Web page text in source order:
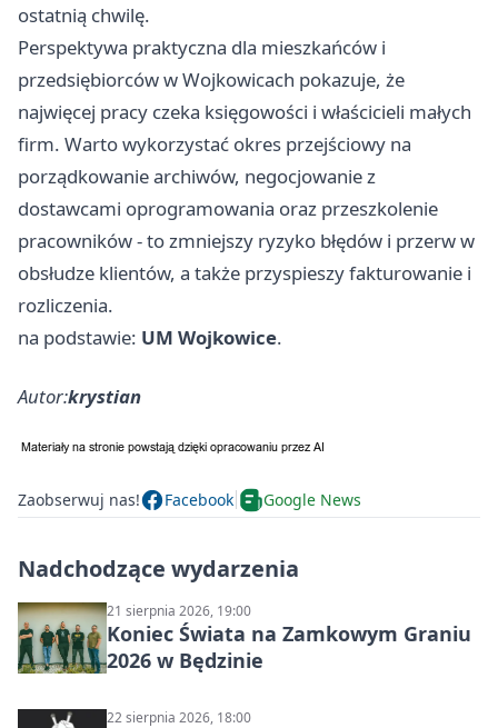
ostatnią chwilę.
Perspektywa praktyczna dla mieszkańców i
przedsiębiorców w Wojkowicach pokazuje, że
najwięcej pracy czeka księgowości i właścicieli małych
firm. Warto wykorzystać okres przejściowy na
porządkowanie archiwów, negocjowanie z
dostawcami oprogramowania oraz przeszkolenie
pracowników - to zmniejszy ryzyko błędów i przerw w
obsłudze klientów, a także przyspieszy fakturowanie i
rozliczenia.
na podstawie: UM Wojkowice.
Autor:krystian
Zaobserwuj nas! Facebook Google News
Nadchodzące wydarzenia
21 sierpnia 2026, 19:00
Koniec Świata na Zamkowym Graniu
2026 w Będzinie
22 sierpnia 2026, 18:00